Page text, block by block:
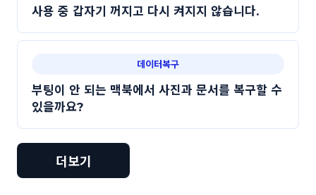
사용 중 갑자기 꺼지고 다시 켜지지 않습니다.
데이터복구
부팅이 안 되는 맥북에서 사진과 문서를 복구할 수
있을까요?
더보기